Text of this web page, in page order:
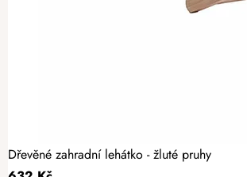
Dřevěné zahradní lehátko - žluté pruhy